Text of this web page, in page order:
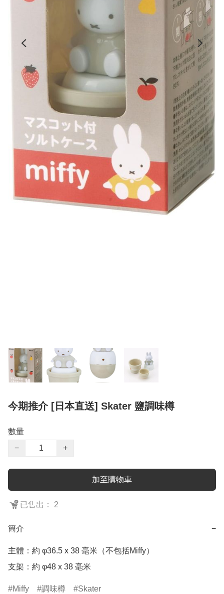
今期推介 [日本直送] Skater 鹽調味樽
數量
−
+
加至購物車
已售出： 2
簡介 −
主體：約 φ36.5 x 38 毫米（不包括Miffy）
支架：約 φ48 x 38 毫米
Miffy 調味樽 Skater